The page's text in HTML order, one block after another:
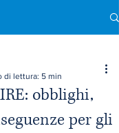
obblighi,
per gli
di lettura: 5 min